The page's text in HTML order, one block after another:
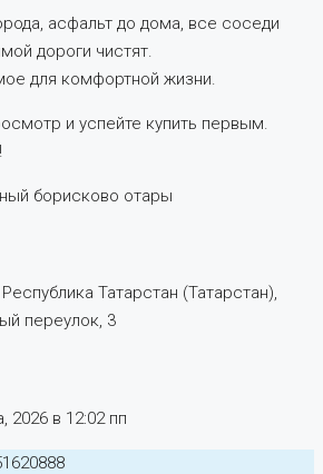
асфальт до дома, все соседи
дороги чистят.
для комфортной жизни.
и успейте купить первым.
борисково отары
Татарстан (Татарстан),
переулок, 3
2026 в 12:02 пп